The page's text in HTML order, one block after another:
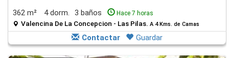
362 m² 4 dorm. 3 baños Hace 7 horas
Valencina De La Concepcion - Las Pilas. A 4 Kms. de Camas
Contactar Guardar